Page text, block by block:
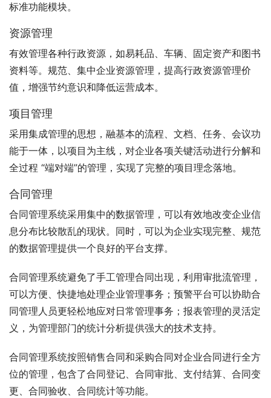
标准功能模块。
资源管理
有效管理各种行政资源，如易耗品、车辆、固定资产和图书
资料等。规范、集中企业资源管理，提高行政资源管理价
值，增强节约意识和降低运营成本。
项目管理
采用集成管理的思想，融基本的流程、文档、任务、会议功
能于一体，以项目为主线，对企业各项关键活动进行分解和
全过程 “端对端”的管理，实现了完整的项目理念落地。
合同管理
合同管理系统采用集中的数据管理，可以有效地改变企业信
息分布比较散乱的现状。同时，可以为企业实现完整、规范
的数据管理提供一个良好的平台支撑。
合同管理系统避免了手工管理合同出现，利用审批流管理，
可以方便、快捷地处理企业管理事务；预警平台可以协助合
同管理人员更轻松地应对日常管理事务；报表管理的灵活定
义，为管理部门的统计分析提供强大的技术支持。
合同管理系统按照销售合同和采购合同对企业合同进行全方
位的管理，包含了合同登记、合同审批、支付结算、合同变
更、合同验收、合同统计等功能。